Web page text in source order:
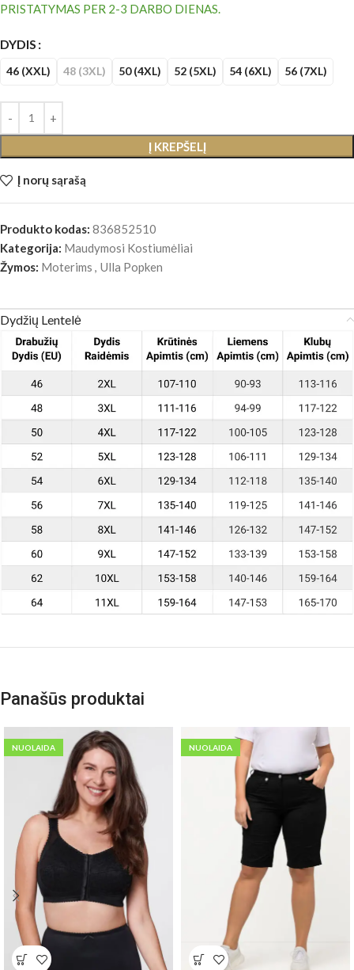
PRISTATYMAS PER 2-3 DARBO DIENAS.
DYDIS
46 (XXL) 48 (3XL) 50 (4XL) 52 (5XL) 54 (6XL) 56 (7XL)
Į KREPŠELĮ
Į norų sąrašą
Produkto kodas: 836852510
Kategorija: Maudymosi Kostiumėliai
Žymos: Moterims Ulla Popken
Dydžių Lentelė
Panašūs produktai
NUOLAIDA NUOLAIDA